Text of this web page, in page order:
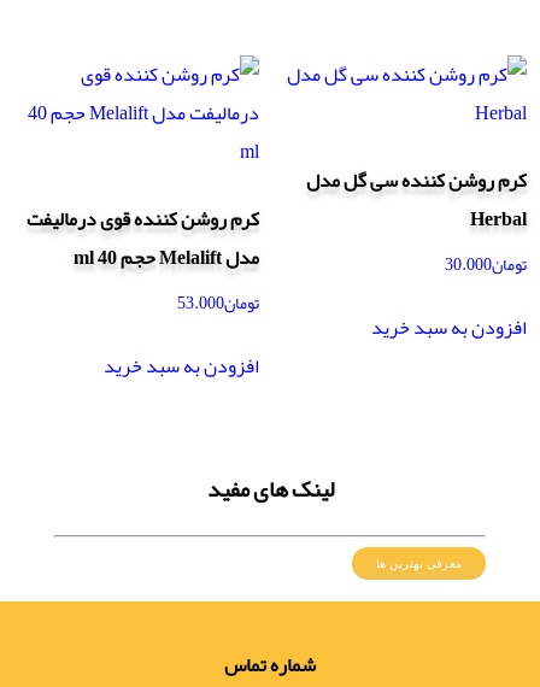
کرم روشن کننده سی گل مدل
Herbal
تومان30.000
افزودن به سبد خرید
کرم روشن کننده قوی درمالیفت
مدل Melalift حجم 40 ml
تومان53.000
افزودن به سبد خرید
لینک های مفید
معرفی بهترین ها
شماره تماس